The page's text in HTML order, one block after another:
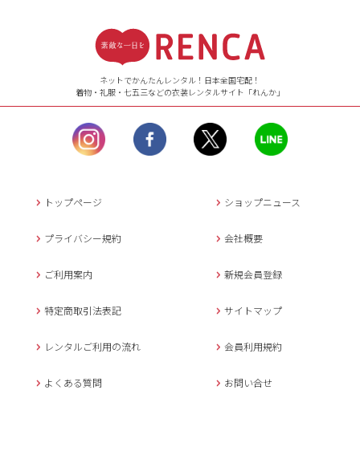
【ご注文（インターネット）】
24時間年中無休
【お問い合わせ窓口（メー
ル）】10:00~17:00
土曜日、日曜日、臨
時休業日を除く。
営業時間外にいただ
返信させていただきま
年末年始、大型連休
メールでのお問い合わせ
ネットでかんたんレンタル！日本全国宅配！
着物・礼服・七五三などの衣装レンタルサイト「れんか」
トップページ ショップニュース
プライバシー規約 会社概要
ご利用案内 新規会員登録
特定商取引法表記 サイトマップ
レンタルご利用の流れ 会員利用規約
よくある質問 お問い合せ